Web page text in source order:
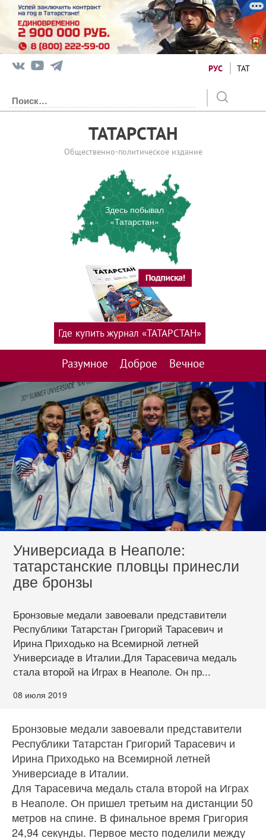
РУС ТАТ
ТАТАРСТАН
Общественно-политическое издание
Здесь побывал
«Татарстан»
Разумное Доброе Вечное
Где купить журнал «ТАТАРСТАН»
Универсиада в Неаполе:
татарстанские пловцы принесли
две бронзы
Бронзовые медали завоевали представители
Республики Татарстан Григорий Тарасевич и
Ирина Приходько на Всемирной летней
Универсиаде в Италии.Для Тарасевича медаль
стала второй на Играх в Неаполе. Он пр...
08 июля 2019
Бронзовые медали завоевали представители
Республики Татарстан Григорий Тарасевич и
Ирина Приходько на Всемирной летней
Универсиаде в Италии.
Для Тарасевича медаль стала второй на Играх
в Неаполе. Он пришел третьим на дистанции 50
метров на спине. В финальное время Григория
24,94 секунды. Первое место поделили между